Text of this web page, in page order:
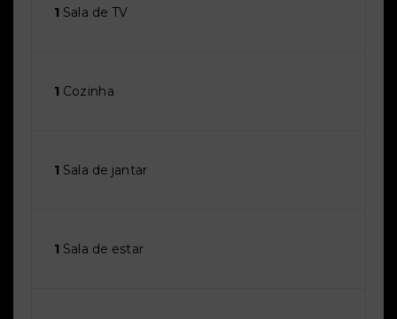
1 Sala de TV
1 Cozinha
1 Sala de jantar
1 Sala de estar